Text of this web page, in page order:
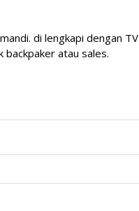
di lengkapi dengan TV
backpaker atau sales.